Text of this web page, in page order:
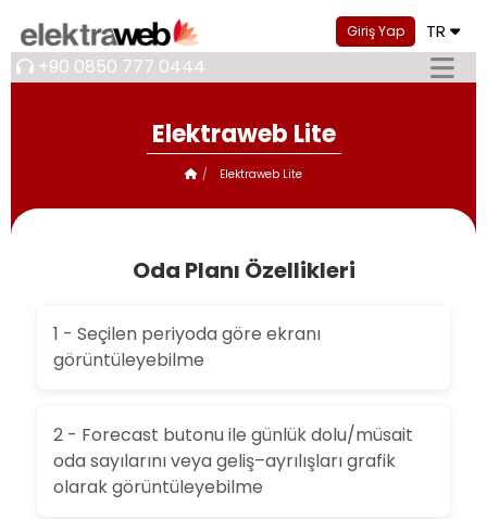
Giriş Yap TR
+90 0850 777 0444
Elektraweb Lite
Elektraweb Lite
Oda Planı Özellikleri
1 - Seçilen periyoda göre ekranı
görüntüleyebilme
2 - Forecast butonu ile günlük dolu/müsait
oda sayılarını veya geliş–ayrılışları grafik
olarak görüntüleyebilme